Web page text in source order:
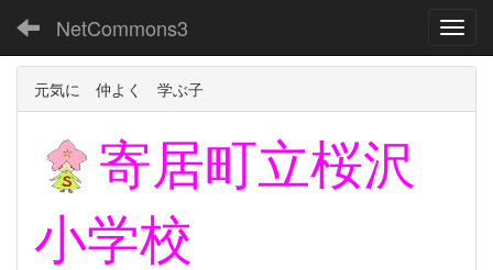
NetCommons3
元気に 仲よく 学ぶ子
寄居町立桜沢
小学校